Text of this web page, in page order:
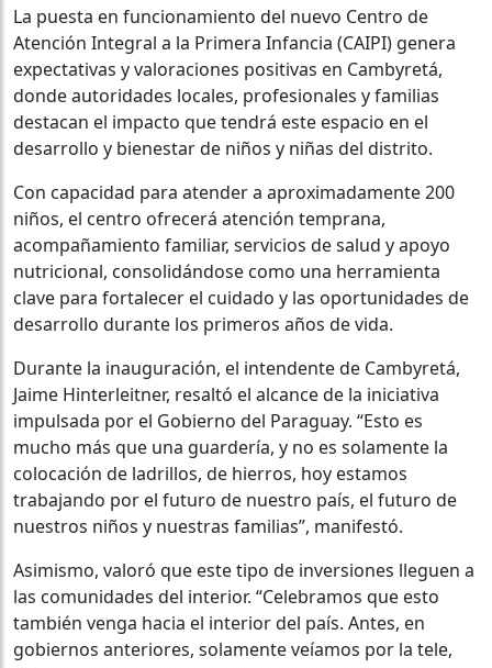
La puesta en funcionamiento del nuevo Centro de
Atención Integral a la Primera Infancia (CAIPI) genera
expectativas y valoraciones positivas en Cambyretá,
donde autoridades locales, profesionales y familias
destacan el impacto que tendrá este espacio en el
desarrollo y bienestar de niños y niñas del distrito.
Con capacidad para atender a aproximadamente 200
niños, el centro ofrecerá atención temprana,
acompañamiento familiar, servicios de salud y apoyo
nutricional, consolidándose como una herramienta
clave para fortalecer el cuidado y las oportunidades de
desarrollo durante los primeros años de vida.
Durante la inauguración, el intendente de Cambyretá,
Jaime Hinterleitner, resaltó el alcance de la iniciativa
impulsada por el Gobierno del Paraguay. “Esto es
mucho más que una guardería, y no es solamente la
colocación de ladrillos, de hierros, hoy estamos
trabajando por el futuro de nuestro país, el futuro de
nuestros niños y nuestras familias”, manifestó.
Asimismo, valoró que este tipo de inversiones lleguen a
las comunidades del interior. “Celebramos que esto
también venga hacia el interior del país. Antes, en
gobiernos anteriores, solamente veíamos por la tele,